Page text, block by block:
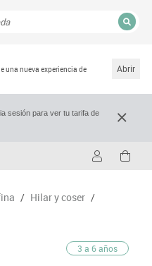
una nueva experiencia de
Abrir
sesión para ver tu tarifa de
/ Hilar y coser /
3 a 6 años